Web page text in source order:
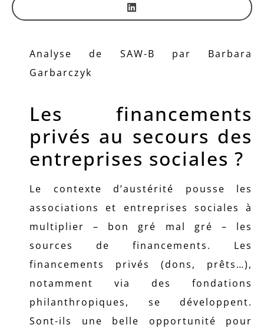
Analyse de SAW-B par Barbara
Garbarczyk
Les financements
privés au secours des
entreprises sociales ?
Le contexte d’austérité pousse les
associations et entreprises sociales à
multiplier – bon gré mal gré – les
sources de financements. Les
financements privés (dons, prêts…),
notamment via des fondations
philanthropiques, se développent.
Sont-ils une belle opportunité pour